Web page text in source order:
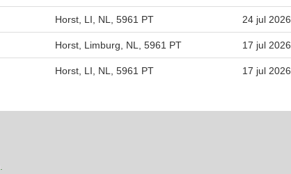
Horst, LI, NL, 5961 PT 24 jul 2026
Horst, Limburg, NL, 5961 PT 17 jul 2026
Horst, LI, NL, 5961 PT 17 jul 2026